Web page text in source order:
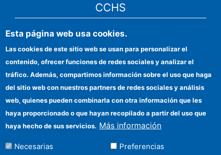
CCHS
Sede electrónica CSIC
Identidad institucional
Información para proveedores
Ayudas FEDER
Organismos financiadores
Contacto
Cómo llegar
Esta página web usa cookies.
Las cookies de este sitio web se usan para personalizar el
contenido, ofrecer funciones de redes sociales y analizar el
tráfico. Además, compartimos información sobre el uso que haga
del sitio web con nuestros partners de redes sociales y análisis
web, quienes pueden combinarla con otra información que les
haya proporcionado o que hayan recopilado a partir del uso que
haya hecho de sus servicios. Más información
Necesarias Preferencias